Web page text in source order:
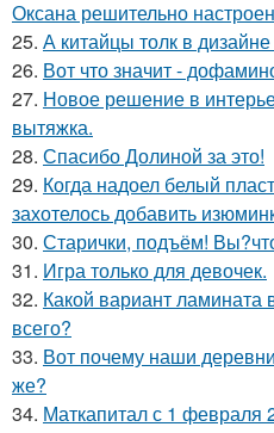
Оксана решительно
25. А китайцы толк в
26. Вот что значит -
27. Новое решение в
вытяжка.
28. Спасибо Долиной за это!
29. Когда надоел белый
захотелось добавить
30. Старички, подъём!
31. Игра только для девочек.
32. Какой вариант
всего?
33. Вот почему наши
же?
34. Маткапитал с 1 февраля